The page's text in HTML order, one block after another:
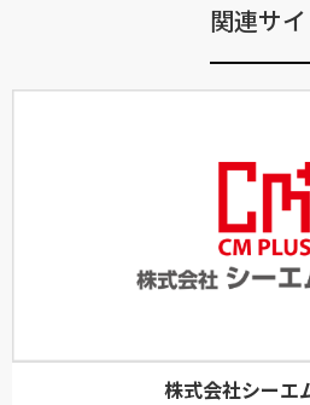
関連サ
株式会社シーエ